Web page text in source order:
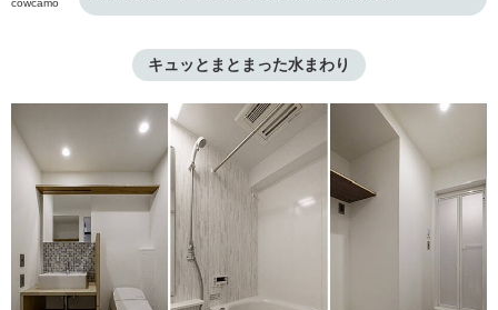
cowcamo
キュッとまとまった水まわり